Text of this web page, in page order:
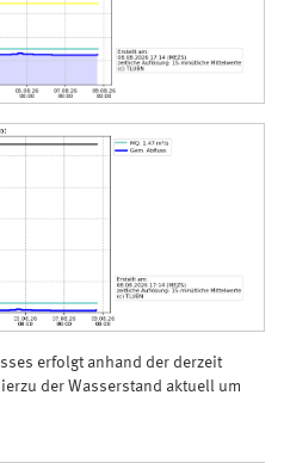
erfolgt anhand der derzeit
der Wasserstand aktuell um